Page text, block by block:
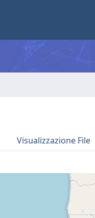
Visualizzazione File